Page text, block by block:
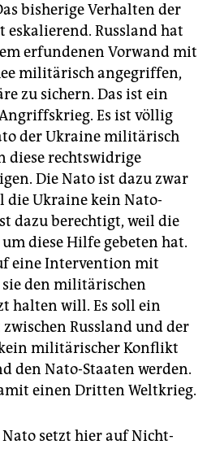
bisherige Verhalten der
Russland hat
erfundenen Vorwand mit
militärisch angegriffen,
zu sichern. Das ist ein
Es ist völlig
der Ukraine militärisch
diese rechtswidrige
Die Nato ist dazu zwar
Ukraine kein Nato-
dazu berechtigt, weil die
diese Hilfe gebeten hat.
eine Intervention mit
den militärischen
halten will. Es soll ein
Russland und der
militärischer Konflikt
den Nato-Staaten werden.
einen Dritten Weltkrieg.
Nato setzt hier auf Nicht-